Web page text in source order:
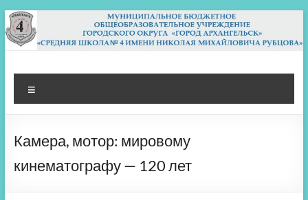
Перейти
к
содержимому
МБОУ СШ 4
Архангельск
Камера, мотор: мировому
кинематографу — 120 лет